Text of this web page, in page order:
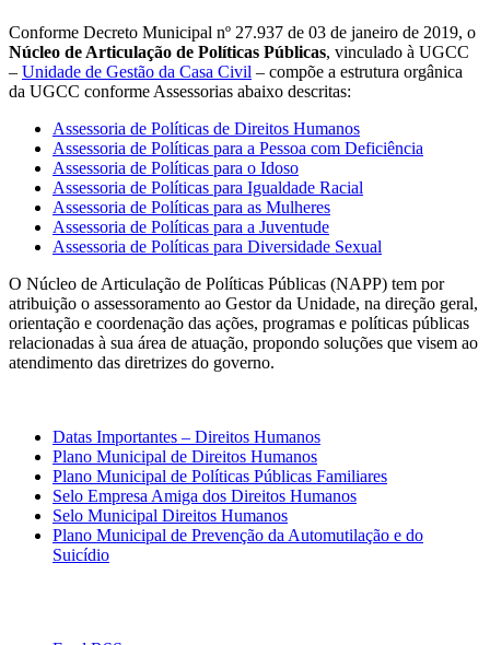
Conforme Decreto Municipal nº 27.937 de 03 de janeiro de 2019, o
Núcleo de Articulação de Políticas Públicas, vinculado à UGCC
– Unidade de Gestão da Casa Civil – compõe a estrutura orgânica
da UGCC conforme Assessorias abaixo descritas:
Assessoria de Políticas de Direitos Humanos
Assessoria de Políticas para a Pessoa com Deficiência
Assessoria de Políticas para o Idoso
Assessoria de Políticas para Igualdade Racial
Assessoria de Políticas para as Mulheres
Assessoria de Políticas para a Juventude
Assessoria de Políticas para Diversidade Sexual
O Núcleo de Articulação de Políticas Públicas (NAPP) tem por
atribuição o assessoramento ao Gestor da Unidade, na direção geral,
orientação e coordenação das ações, programas e políticas públicas
relacionadas à sua área de atuação, propondo soluções que visem ao
atendimento das diretrizes do governo.
Datas Importantes – Direitos Humanos
Plano Municipal de Direitos Humanos
Plano Municipal de Políticas Públicas Familiares
Selo Empresa Amiga dos Direitos Humanos
Selo Municipal Direitos Humanos
Plano Municipal de Prevenção da Automutilação e do
Suicídio